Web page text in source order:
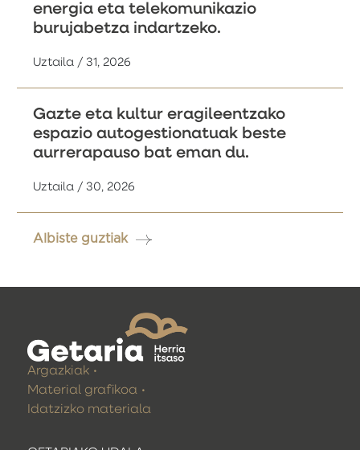
energia eta telekomunikazio
burujabetza indartzeko.
Uztaila / 31, 2026
Gazte eta kultur eragileentzako
espazio autogestionatuak beste
aurrerapauso bat eman du.
Uztaila / 30, 2026
Albiste guztiak
Argazkiak
Material grafikoa
Idatzizko materiala